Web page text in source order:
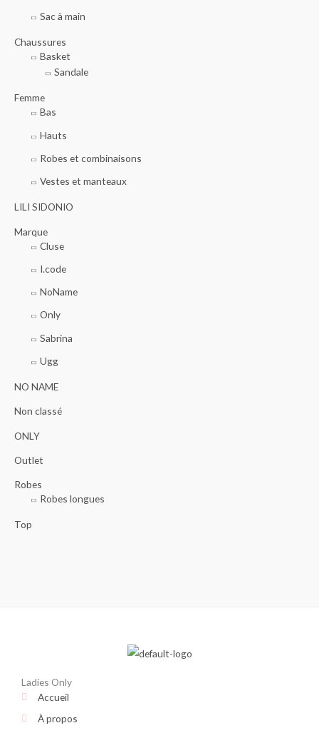
r
Sac à main
Chaussures
Basket
Sandale
Femme
Bas
Hauts
Robes et combinaisons
Vestes et manteaux
LILI SIDONIO
Marque
Cluse
I.code
NoName
Only
Sabrina
Ugg
NO NAME
Non classé
ONLY
Outlet
Robes
Robes longues
Top
Ladies Only
Accueil
À propos